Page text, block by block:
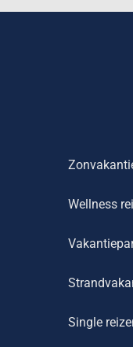
Wellness
Single